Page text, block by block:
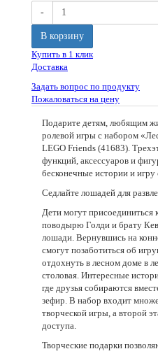
-
В корзину
Купить в 1 клик
Доставка
Задать вопрос по продукту
Пожаловаться на цену
Подарите детям, любящим
ролевой игры с набором
LEGO Friends (41683).
функций, аксессуаров и
бесконечные истории и
Седлайте лошадей для
Дети могут присоединиться
поводырю Голди и брату
лошади. Вернувшись на
смогут позаботиться об
отдохнуть в лесном доме в
столовая. Интересные
где друзья собираются
зефир. В набор входит
творческой игры, а второй
доступа.
Творческие подарки